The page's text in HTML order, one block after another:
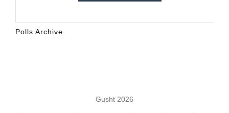
Polls Archive
Gusht 2026